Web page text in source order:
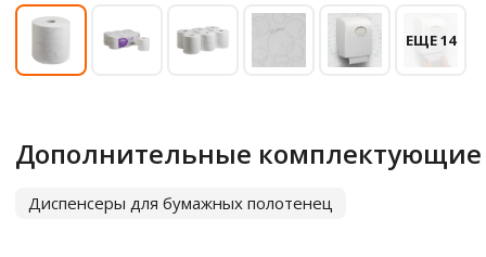
ЕЩЕ 14
Дополнительные комплектующие
Диспенсеры для бумажных полотенец